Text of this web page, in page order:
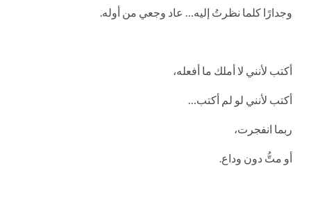
وجدارًا كلما نظرتُ إليه… عاد وجعي من أوله.
أكتب لأنني لا أملك ما أفعله،
أكتب لأنني لو لم أكتب…
ربما انفجرت،
أو متُّ دون وداع.